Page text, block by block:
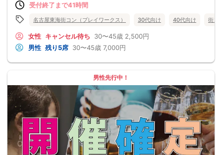
受付終了まで41時間
名古屋東海街コン（プレイワークス） 30代向け 40代向け 街コ
女性 キャンセル待ち 30〜45歳 2,500円
男性 残り5席 30〜45歳 7,000円
男性先行中！